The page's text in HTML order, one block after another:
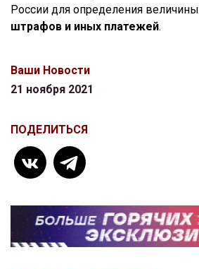
России для определения величины
штрафов и иных платежей.
Ваши Новости
21 ноября 2021
ПОДЕЛИТЬСЯ